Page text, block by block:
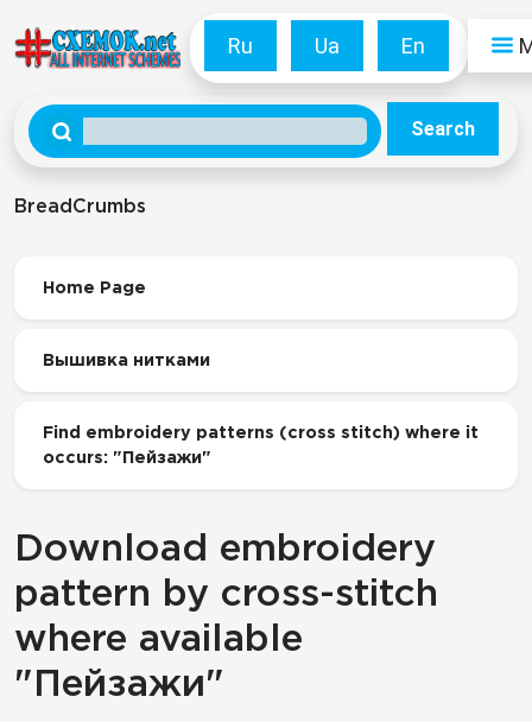
Ru Ua En
Search
BreadCrumbs
Home Page
Вышивка нитками
Find embroidery patterns (cross stitch) where it
occurs: "Пейзажи"
Download embroidery
pattern by cross-stitch
where available
"Пейзажи"